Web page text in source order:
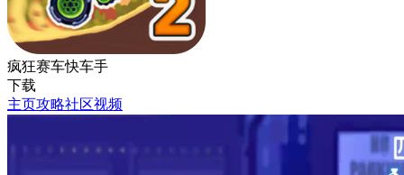
疯狂赛车快车手
下载
主页攻略社区视频